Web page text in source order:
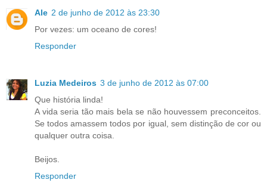
Ale 2 de junho de 2012 às 23:30
Por vezes: um oceano de cores!
Responder
Luzia Medeiros 3 de junho de 2012 às 07:00
Que história linda!
A vida seria tão mais bela se não houvessem preconceitos.
Se todos amassem todos por igual, sem distinção de cor ou
qualquer outra coisa.
Beijos.
Responder